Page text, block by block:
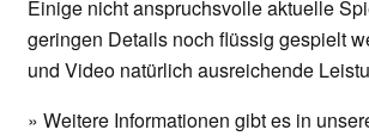
Einige nicht anspruchsvolle aktuelle
geringen Details noch flüssig gespielt
und Video natürlich ausreichende
» Weitere Informationen gibt es in